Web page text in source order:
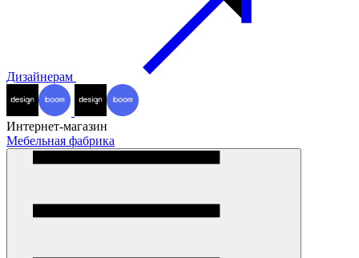
Дизайнерам
Интернет-магазин
Мебельная фабрика